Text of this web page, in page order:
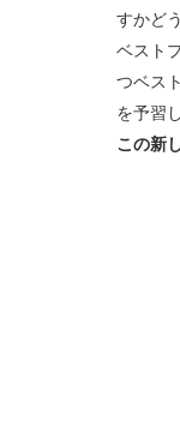
すかど
ベスト
つベス
を予習
この新